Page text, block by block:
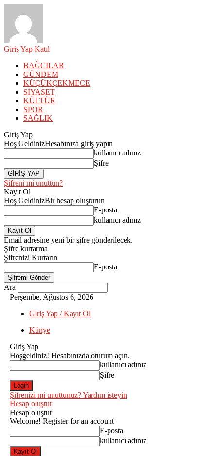
Giriş Yap Katıl
BAĞCILAR
GÜNDEM
KÜÇÜKÇEKMECE
SİYASET
KÜLTÜR
SPOR
SAĞLIK
Giriş Yap
Hoş GeldinizHesabınıza giriş yapın
kullanıcı adınız
Şifre
Şifreni mi unuttun?
Kayıt Ol
Hoş GeldinizBir hesap oluşturun
E-posta
kullanıcı adınız
Email adresine yeni bir şifre gönderilecek.
Şifre kurtarma
Şifrenizi Kurtarın
E-posta
Ara
Perşembe, Ağustos 6, 2026
Giriş Yap / Kayıt Ol
Künye
Giriş Yap
Hoşgeldiniz! Hesabınızda oturum açın.
kullanıcı adınız
Şifre
Şifrenizi mi unuttunuz? Yardım isteyin
Hesap oluştur
Hesap oluştur
Welcome! Register for an account
E-posta
kullanıcı adınız